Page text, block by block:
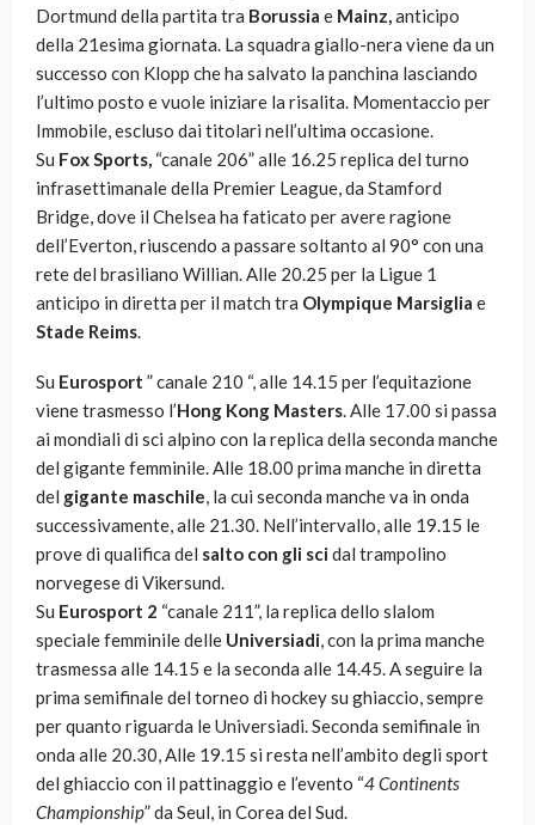
Dortmund della partita tra Borussia e Mainz,anticipo
della 21esima giornata. La squadra giallo-nera viene da un
successo con Klopp che ha salvato la panchina lasciando
l’ultimo posto e vuole iniziare la risalita. Momentaccio per
Immobile, escluso dai titolari nell’ultima occasione.
Su Fox Sports, “canale 206” alle 16.25 replica del turno
infrasettimanale della Premier League, da Stamford
Bridge, dove il Chelsea ha faticato per avere ragione
dell’Everton, riuscendo a passare soltanto al 90° con una
rete del brasiliano Willian. Alle 20.25 per la Ligue 1
anticipo in diretta per il match tra Olympique Marsiglia e
Stade Reims.
Su Eurosport ” canale 210 “, alle 14.15 per l’equitazione
viene trasmesso l’Hong Kong Masters. Alle 17.00 si passa
ai mondiali di sci alpino con la replica della seconda manche
del gigante femminile. Alle 18.00 prima manche in diretta
del gigante maschile, la cui seconda manche va in onda
successivamente, alle 21.30. Nell’intervallo, alle 19.15 le
prove di qualifica del salto con gli scidal trampolino
norvegese di Vikersund.
Su Eurosport 2 “canale 211”, la replica dello slalom
speciale femminile delle Universiadi, con la prima manche
trasmessa alle 14.15 e la seconda alle 14.45. A seguire la
prima semifinale del torneo di hockey su ghiaccio, sempre
per quanto riguarda le Universiadi. Seconda semifinale in
onda alle 20.30, Alle 19.15 si resta nell’ambito degli sport
del ghiaccio con il pattinaggio e l’evento “4 Continents
Championship” da Seul, in Corea del Sud.